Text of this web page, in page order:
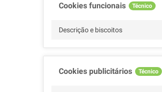
Cookies funcionais Técnico
Descrição e biscoitos
Cookies publicitários Técnico